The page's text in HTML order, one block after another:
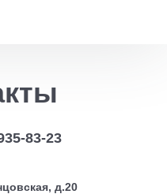
83-23
д.20